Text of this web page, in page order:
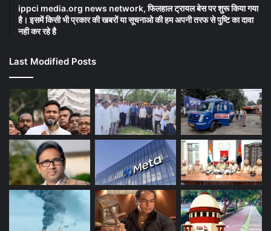
ippci media.org news network, फिलहाल ट्रायल बेस पर शुरू किया गया
है। इसमें किसी भी प्रकार की खबरों या सूचनाओ की हम अपनी तरफ से पुष्टि का दावा
नही कर रहे है
Last Modified Posts